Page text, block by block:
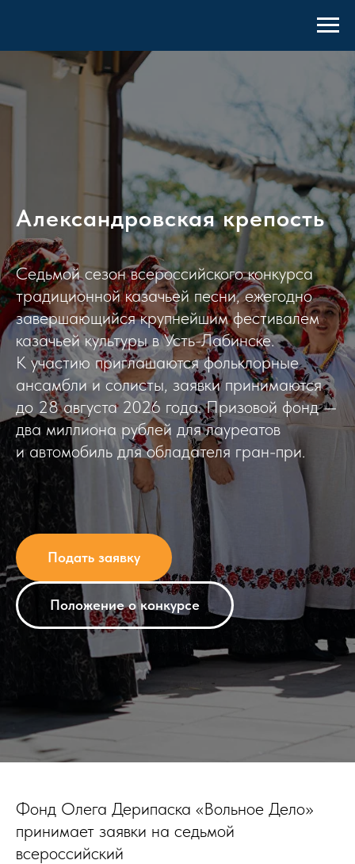
Александровская крепость
Седьмой сезон всероссийского конкурса
традиционной казачьей песни, ежегодно
завершающийся крупнейшим фестивалем
казачьей культуры в Усть-Лабинске.
К участию приглашаются фольклорные
ансамбли и солисты, заявки принимаются
до 28 августа 2026 года. Призовой фонд —
два миллиона рублей для лауреатов
и автомобиль для обладателя гран-при.
Подать заявку
Положение о конкурсе
Фонд Олега Дерипаска «Вольное Дело»
принимает заявки на седьмой
всероссийский